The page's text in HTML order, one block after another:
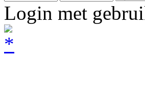
Login met